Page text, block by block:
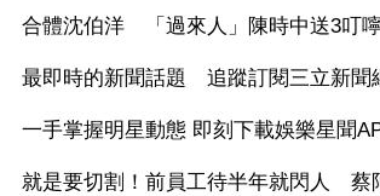
合體沈伯洋 「過來人」陳時中送3叮
最即時的新聞話題 追蹤訂閱三立新聞
一手掌握明星動態 即刻下載娛樂星聞
就是要切割！前員工待半年就閃人 蔡